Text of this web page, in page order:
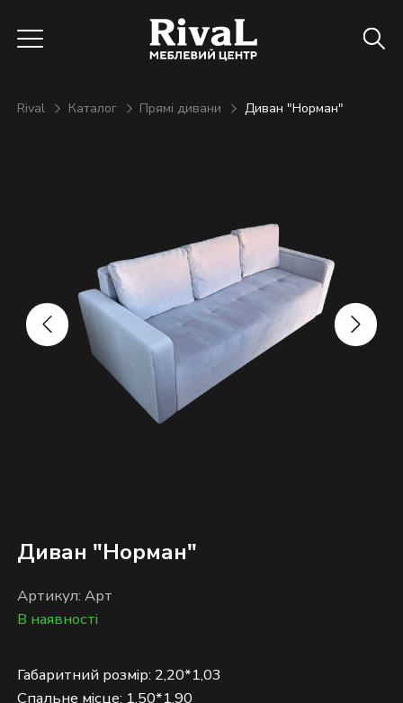
Rival Каталог Прямі дивани Диван "Норман"
Диван "Норман"
Артикул: Арт
В наявності
Габаритний розмір: 2,20*1,03
Спальне місце: 1,50*1,90